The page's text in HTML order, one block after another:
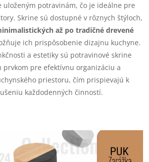
potravinám, čo je ideálne pre
Skrine sú dostupné v rôznych štýloch,
až po tradičné drevené
ich prispôsobenie dizajnu kuchyne.
a estetiky sú potravinové skrine
prvkom pre efektívnu organizáciu a
priestoru, čím prispievajú k
každodenných činností.